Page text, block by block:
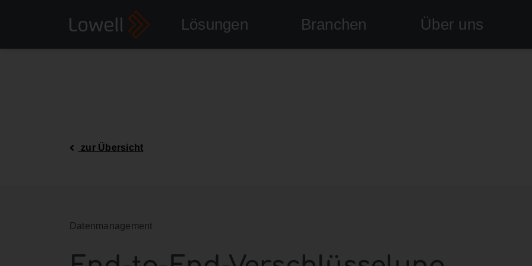
Lösungen Branchen Über uns
zur Übersicht
Datenmanagement